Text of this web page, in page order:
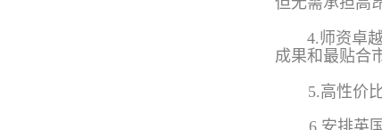
4.师资卓
成果和最贴合
5.高性价